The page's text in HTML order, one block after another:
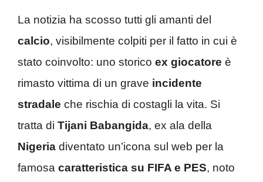
La notizia ha scosso tutti gli amanti del
calcio, visibilmente colpiti per il fatto in cui è
stato coinvolto: uno storico ex giocatore è
rimasto vittima di un grave incidente
stradale che rischia di costagli la vita. Si
tratta di Tijani Babangida, ex ala della
Nigeria diventato un’icona sul web per la
famosa caratteristica su FIFA e PES, noto